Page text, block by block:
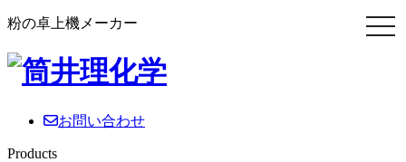
粉の卓上機メーカー
お問い合わせ
Products